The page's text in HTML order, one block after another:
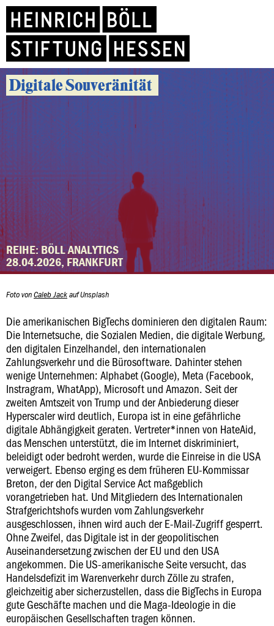
Digitale Souveränität
REIHE: BÖLL ANALYTICS
28.04.2026, FRANKFURT
Foto vonCaleb Jackauf Unsplash
Die amerikanischen BigTechs dominieren den digitalen Raum:
Die Internetsuche, die Sozialen Medien, die digitale Werbung,
den digitalen Einzelhandel, den internationalen
Zahlungsverkehr und die Bürosoftware. Dahinter stehen
wenige Unternehmen: Alphabet (Google), Meta (Facebook,
Instragram, WhatApp), Microsoft und Amazon. Seit der
zweiten Amtszeit von Trump und der Anbiederung dieser
Hyperscaler wird deutlich, Europa ist in eine gefährliche
digitale Abhängigkeit geraten. Vertreter*innen von HateAid,
das Menschen unterstützt, die im Internet diskriminiert,
beleidigt oder bedroht werden, wurde die Einreise in die USA
verweigert. Ebenso erging es dem früheren EU-Kommissar
Breton, der den Digital Service Act maßgeblich
vorangetrieben hat. Und Mitgliedern des Internationalen
Strafgerichtshofs wurden vom Zahlungsverkehr
ausgeschlossen, ihnen wird auch der E-Mail-Zugriff gesperrt.
Ohne Zweifel, das Digitale ist in der geopolitischen
Auseinandersetzung zwischen der EU und den USA
angekommen. Die US-amerikanische Seite versucht, das
Handelsdefizit im Warenverkehr durch Zölle zu strafen,
gleichzeitig aber sicherzustellen, dass die BigTechs in Europa
gute Geschäfte machen und die Maga-Ideologie in die
europäischen Gesellschaften tragen können.